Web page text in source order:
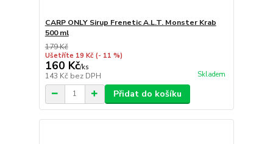
CARP ONLY Sirup Frenetic A.L.T. Monster Krab
500 ml
179 Kč
Ušetříte 19 Kč (- 11 %)
160 Kč/ks
143 Kč bez DPH Skladem
Přidat do košíku